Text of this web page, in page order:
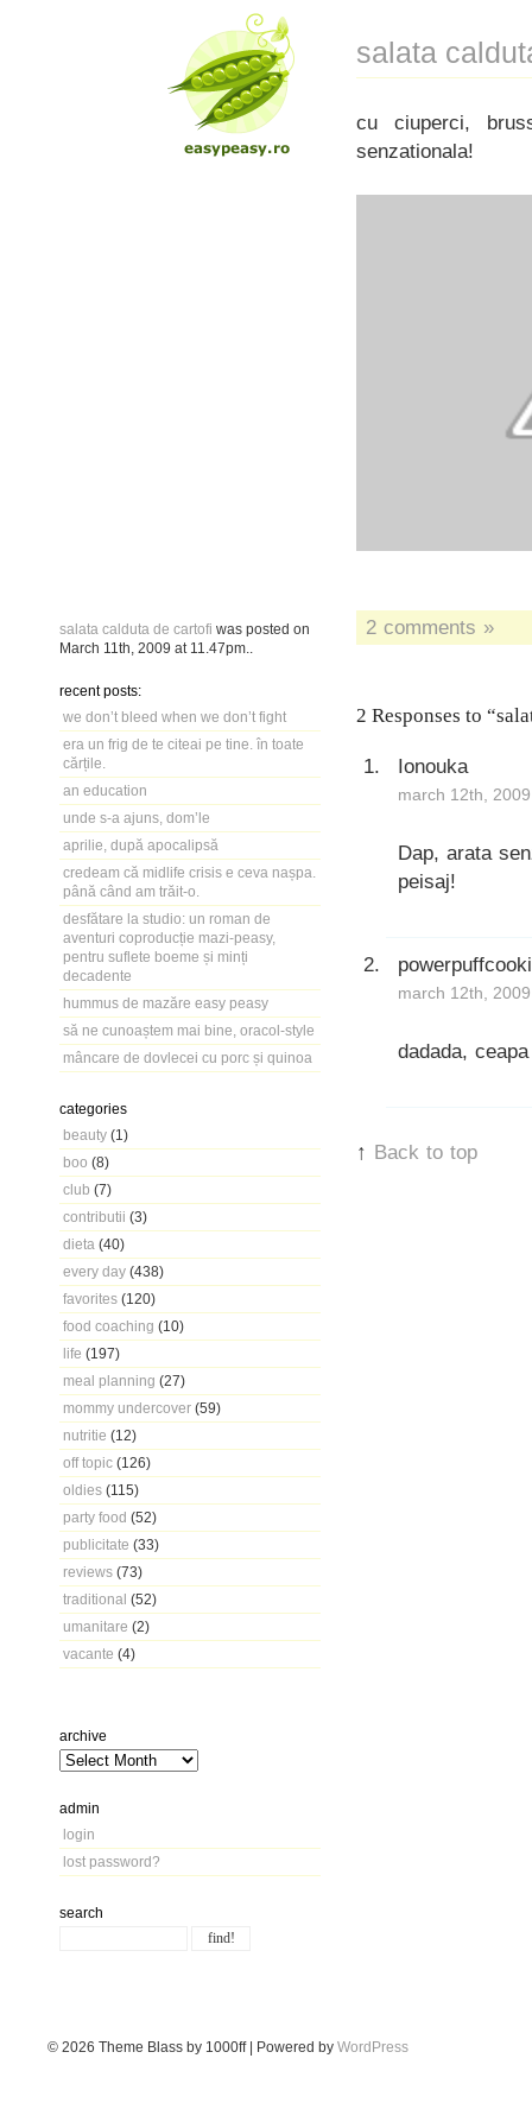
salata calduta de cartofi was posted on
March 11th, 2009 at 11.47pm
recent posts:
we don’t bleed when we don’t fight
era un frig de te citeai pe tine. în toate
cărțile.
an education
unde s-a ajuns, dom’le
aprilie, după apocalipsă
credeam că midlife crisis e ceva nașpa.
până când am trăit-o.
desfătare la studio: un roman de
aventuri coproducție mazi-peasy,
pentru suflete boeme și minți
decadente
hummus de mazăre easy peasy
să ne cunoaștem mai bine, oracol-style
mâncare de dovlecei cu porc și quinoa
categories
beauty (1)
boo (8)
club (7)
contributii (3)
dieta (40)
every day (438)
favorites (120)
food coaching (10)
life (197)
meal planning (27)
mommy undercover (59)
nutritie (12)
off topic (126)
oldies (115)
party food (52)
publicitate (33)
reviews (73)
traditional (52)
umanitare (2)
vacante (4)
archive
admin
login
lost password?
search
salata
cu ciuperci,
senzationala!
2 comments »
2 Responses to
Ionouka
march 12th,
Dap, arata
peisaj!
march 12th,
dadada,
↑ Back to top
© 2026 Theme Blass by 1000ff | Powered by WordPress